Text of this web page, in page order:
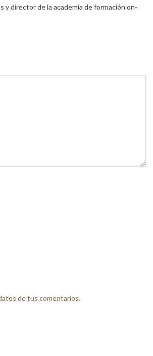
y director de la academia de formación on-
de tus comentarios.